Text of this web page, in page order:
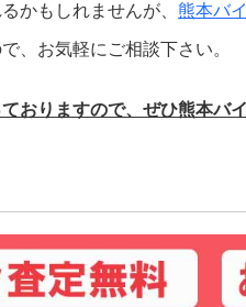
かもしれませんが、 熊本バ
、お気軽にご相談下さい。
おりますので、ぜひ熊本バ